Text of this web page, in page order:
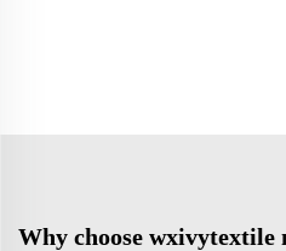
Why choose wxivytextile